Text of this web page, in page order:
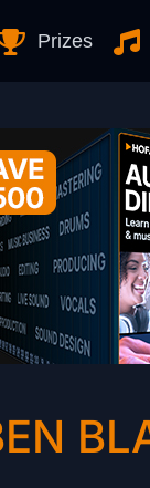
Prizes